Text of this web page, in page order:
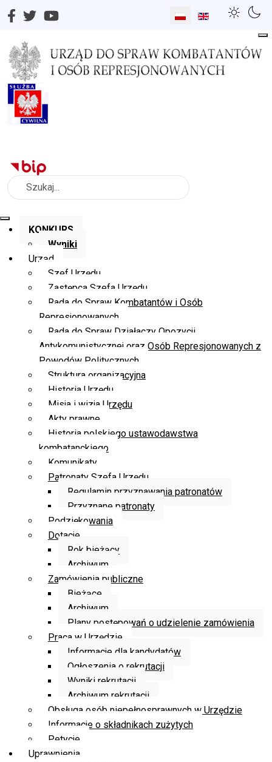
Wybierz swój język
Szukaj
KONKURS
Wyniki
Urząd
Szef Urzędu
Zastępca Szefa Urzędu
Rada do Spraw Kombatantów i Osób
Represjonowanych
Rada do Spraw Działaczy Opozycji
Antykomunistycznej oraz Osób Represjonowanych z
Powodów Politycznych
Struktura organizacyjna
Historia Urzędu
Misja i wizja Urzędu
Akty prawne
Historia polskiego ustawodawstwa
kombatanckiego
Komunikaty
Patronaty Szefa Urzędu
Regulamin przyznawania patronatów
Przyznane patronaty
Podziękowania
Dotacje
Rok bieżący
Archiwum
Zamówienia publiczne
Bieżące
Archiwum
Plany postępowań o udzielenie zamówienia
Praca w Urzędzie
Informacje dla kandydatów
Ogłoszenia o rekrutacji
Wyniki rekrutacji
Archiwum rekrutacji
Obsługa osób niepełnosprawnych w Urzędzie
Informacje o składnikach zużytych
Petycje
Uprawnienia